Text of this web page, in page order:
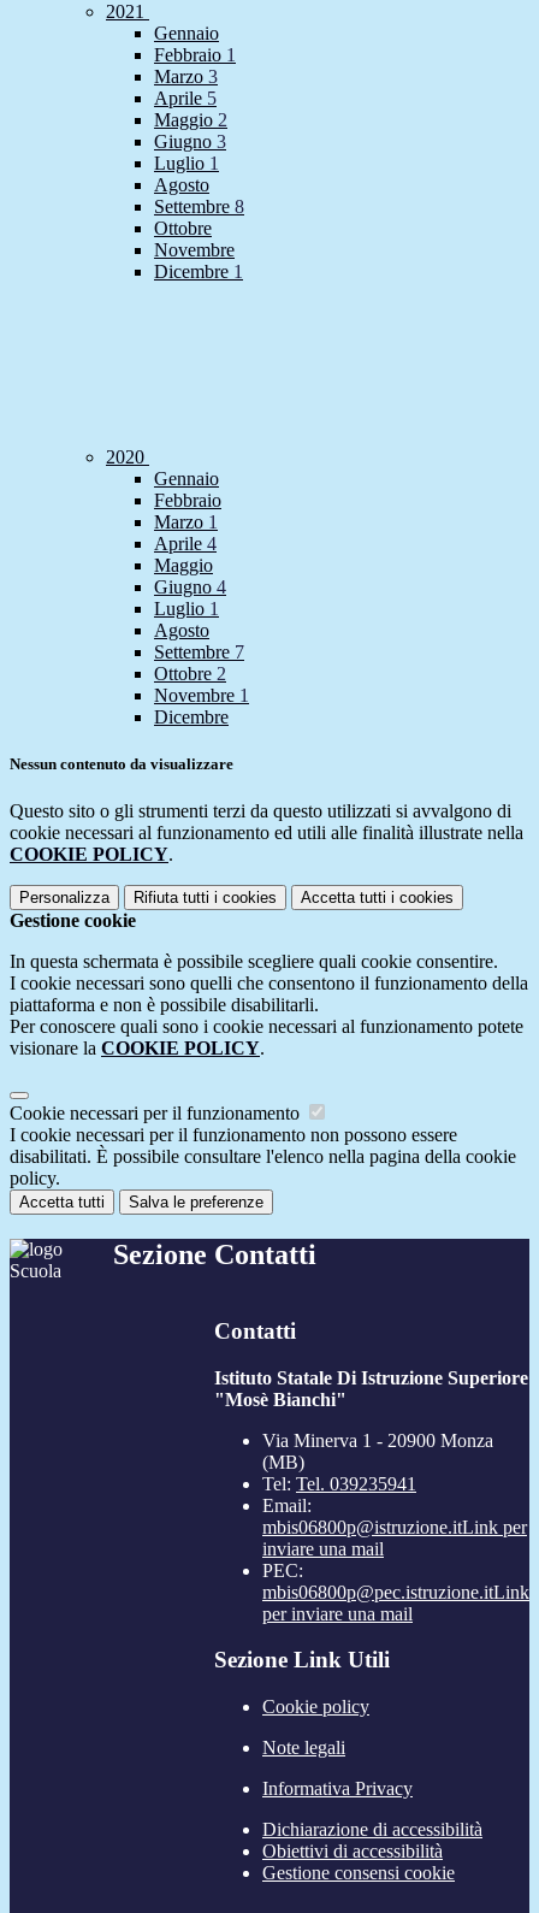
2021
Gennaio
Febbraio 1
Marzo 3
Aprile 5
Maggio 2
Giugno 3
Luglio 1
Agosto
Settembre 8
Ottobre
Novembre
Dicembre 1
2020
Gennaio
Febbraio
Marzo 1
Aprile 4
Maggio
Giugno 4
Luglio 1
Agosto
Settembre 7
Ottobre 2
Novembre 1
Dicembre
Nessun contenuto da visualizzare
Questo sito o gli strumenti terzi da questo utilizzati si avvalgono di
cookie necessari al funzionamento ed utili alle finalità illustrate nella
COOKIE POLICY.
Personalizza Rifiuta tutti i cookies Accetta tutti i cookies
Gestione cookie
In questa schermata è possibile scegliere quali cookie consentire.
I cookie necessari sono quelli che consentono il funzionamento della
piattaforma e non è possibile disabilitarli.
Per conoscere quali sono i cookie necessari al funzionamento potete
visionare la COOKIE POLICY.
Cookie necessari per il funzionamento
I cookie necessari per il funzionamento non possono essere
disabilitati. È possibile consultare l'elenco nella pagina della cookie
policy.
Accetta tutti Salva le preferenze
Sezione Contatti
Contatti
Istituto Statale Di Istruzione Superiore
"Mosè Bianchi"
Via Minerva 1 - 20900 Monza
(MB)
Tel: Tel. 039235941
Email:
mbis06800p@istruzione.itLink per
inviare una mail
PEC:
mbis06800p@pec.istruzione.itLink
per inviare una mail
Sezione Link Utili
Cookie policy
Note legali
Informativa Privacy
Dichiarazione di accessibilità
Obiettivi di accessibilità
Gestione consensi cookie